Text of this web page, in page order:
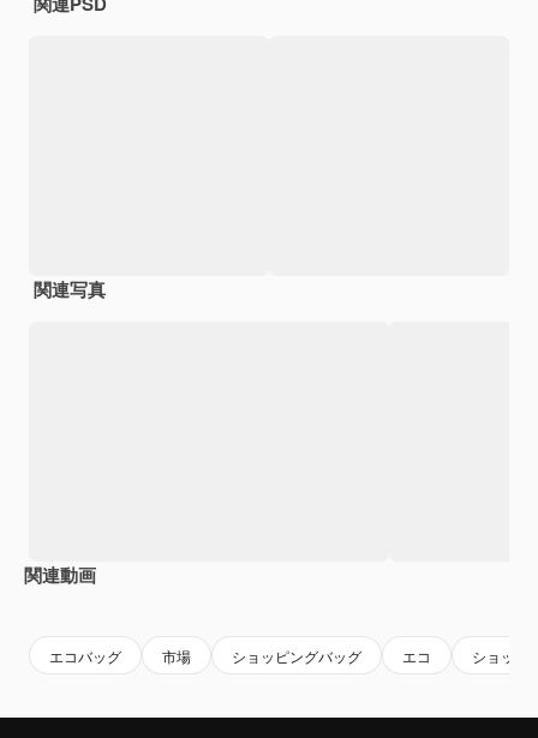
関連写真
関連動画
エコバッグ 市場 ショッピングバッグ エコ ショッピ